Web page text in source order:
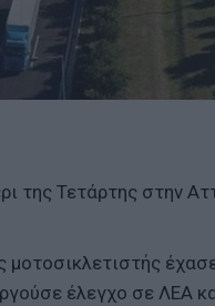
της Τετάρτης στην
μοτοσικλετιστής
έλεγχο σε ΛΕΑ